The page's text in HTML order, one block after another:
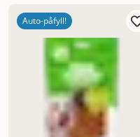
Auto-påfyll!